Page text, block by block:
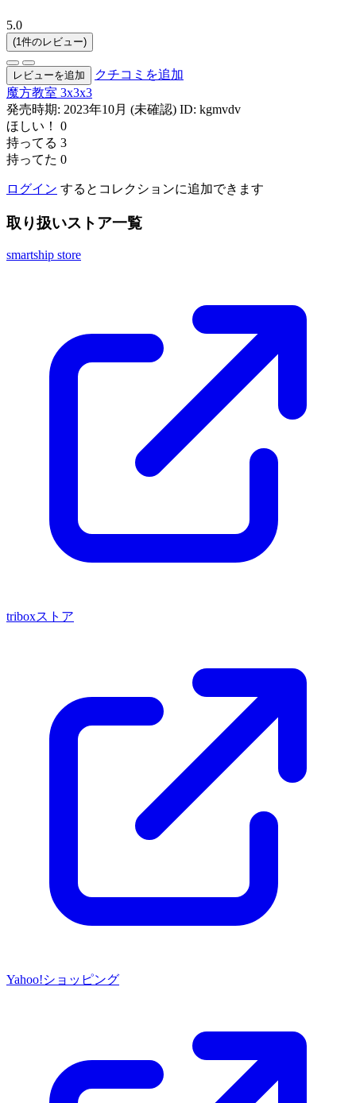
5.0
(1件のレビュー)
レビューを追加
クチコミを追加
魔方教室 3x3x3
発売時期: 2023年10月 (未確認) ID: kgmvdv
ほしい！
0
持ってる 3
持ってた 0
ログイン するとコレクションに追加できます
取り扱いストア一覧
smartship store
triboxストア
Yahoo!ショッピング